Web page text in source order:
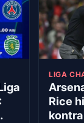
LIGA
Rice